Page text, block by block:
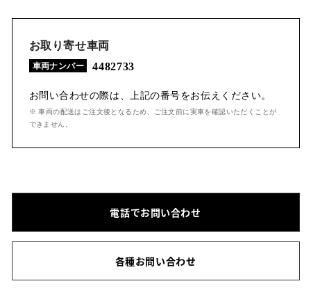
お取り寄せ車両
車両ナンバー 4482733
お問い合わせの際は、上記の番号をお伝えください。
※ 車両の配送はご注文後となるため、ご注文前に実車を確認いただくことが
できません。
電話でお問い合わせ
各種お問い合わせ